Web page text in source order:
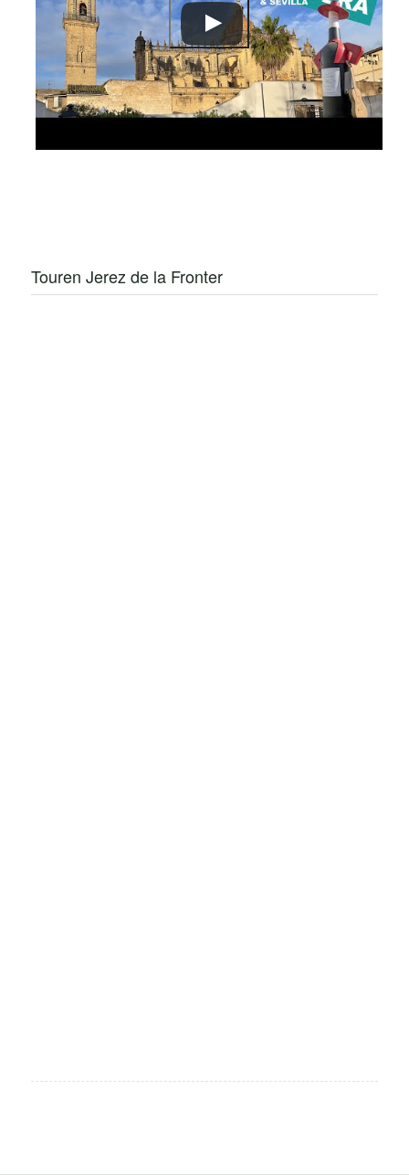
Touren Jerez de la Fronter